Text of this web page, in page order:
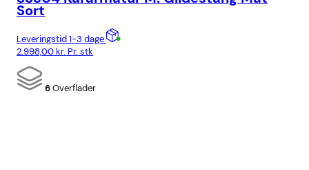
Sort
Leveringstid 1-3 dage
2.998,00kr. Pr. stk
6Overflader